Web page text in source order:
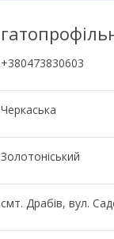
+380473830603
Черкаська
Золотоніський
смт. Драбів, вул.